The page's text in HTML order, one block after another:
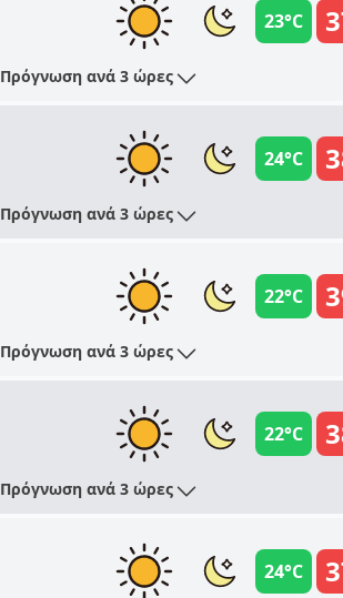
23°C
Πρόγνωση ανά 3 ώρες
24°C
Πρόγνωση ανά 3 ώρες
22°C
Πρόγνωση ανά 3 ώρες
22°C
Πρόγνωση ανά 3 ώρες
24°C